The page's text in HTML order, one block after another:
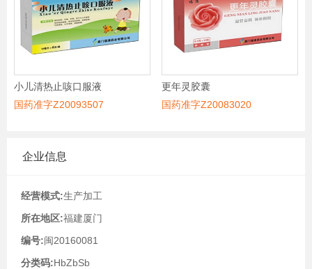
小儿清热止咳口服液
国药准字Z20093507
更年灵胶囊
国药准字Z20083020
企业信息
经营模式:生产加工
所在地区:福建厦门
编号:闽20160081
分类码:HbZbSb